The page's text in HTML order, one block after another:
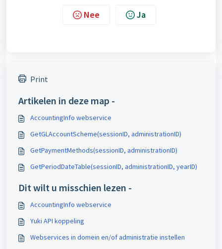
Nee Ja
Print
Artikelen in deze map -
AccountingInfo webservice
GetGLAccountScheme(sessionID, administrationID)
GetPaymentMethods(sessionID, administrationID)
GetPeriodDateTable(sessionID, administrationID, yearID)
Dit wilt u misschien lezen -
AccountingInfo webservice
Yuki API koppeling
Webservices in domein en/of administratie instellen